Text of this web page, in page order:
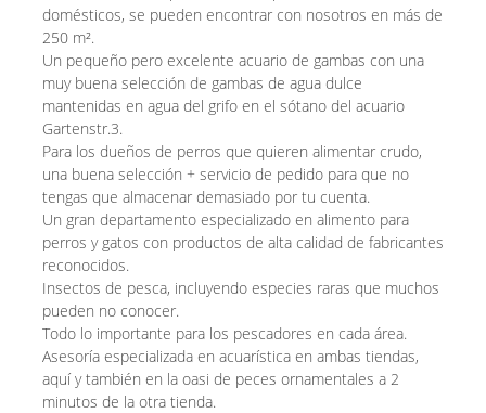
domésticos, se pueden encontrar con nosotros en más de
250 m².
Un pequeño pero excelente acuario de gambas con una
muy buena selección de gambas de agua dulce
mantenidas en agua del grifo en el sótano del acuario
Gartenstr.3.
Para los dueños de perros que quieren alimentar crudo,
una buena selección + servicio de pedido para que no
tengas que almacenar demasiado por tu cuenta.
Un gran departamento especializado en alimento para
perros y gatos con productos de alta calidad de fabricantes
reconocidos.
Insectos de pesca, incluyendo especies raras que muchos
pueden no conocer.
Todo lo importante para los pescadores en cada área.
Asesoría especializada en acuarística en ambas tiendas,
aquí y también en la oasi de peces ornamentales a 2
minutos de la otra tienda.